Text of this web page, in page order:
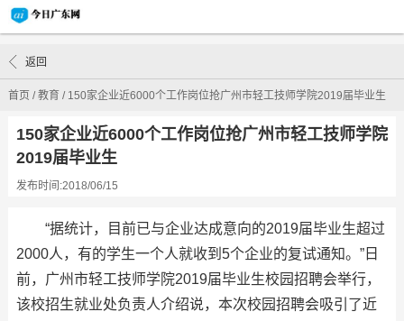
首页 /教育 / 150家企业近6000个工作岗位抢广州市轻工技师学院2019届毕业生
返回
150家企业近6000个工作岗位抢广州市轻工技师学院
2019届毕业生
发布时间:2018/06/15
“据统计，目前已与企业达成意向的2019届毕业生超过
2000人，有的学生一个人就收到5个企业的复试通知。”日
前，广州市轻工技师学院2019届毕业生校园招聘会举行，
该校招生就业处负责人介绍说，本次校园招聘会吸引了近